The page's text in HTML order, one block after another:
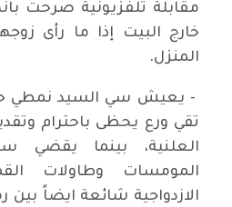
مقابلة تلفزيونية صرحت
خارج البيت إذا ما رأى
المنزل.
- يعيش سي السيد نمطي
تقي ورع يحظى باحترام
العلنية، بينما يقضي
المومسات وطاولات
الازدواجية شائعة ايضاً بين